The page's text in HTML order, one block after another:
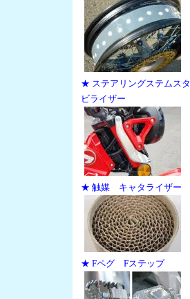
★ ステアリングステムスタ
ビライザー
★ 触媒 キャタライザー
★ Fペグ Fステップ